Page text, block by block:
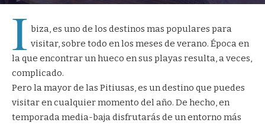
I biza, es uno de los destinos mas populares para
visitar, sobre todo en los meses de verano. Época en
la que encontrar un hueco en sus playas resulta, a veces,
complicado.
Pero la mayor de las Pitiusas, es un destino que puedes
visitar en cualquier momento del año. De hecho, en
temporada media-baja disfrutarás de un entorno más